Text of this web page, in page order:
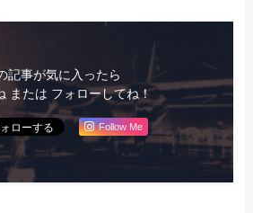
記事が気に入ったら
または フォローしてね！
Follow Me